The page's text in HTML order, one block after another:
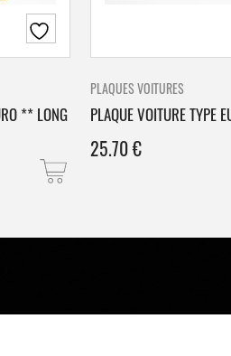
** LONG
PLAQUES VOITURES
PLAQUE VOITURE TYPE
25.70€